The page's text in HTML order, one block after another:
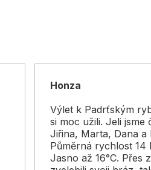
Honza
Výlet k Padrťským
si moc užili. Jeli jsme
Jiřina, Marta, Dana a
Půměrná rychlost 14
Jasno až 16°C. Přes